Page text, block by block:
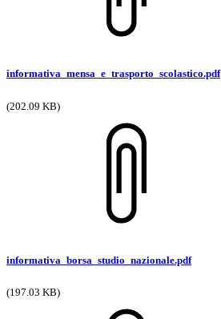
informativa_mensa_e_trasporto_scolastico.pdf
(202.09 KB)
informativa_borsa_studio_nazionale.pdf
(197.03 KB)